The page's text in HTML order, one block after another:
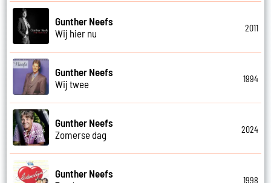
Gunther Neefs
Wij hier nu
2011
Gunther Neefs
Wij twee
1994
Gunther Neefs
Zomerse dag
2024
Gunther Neefs
1998